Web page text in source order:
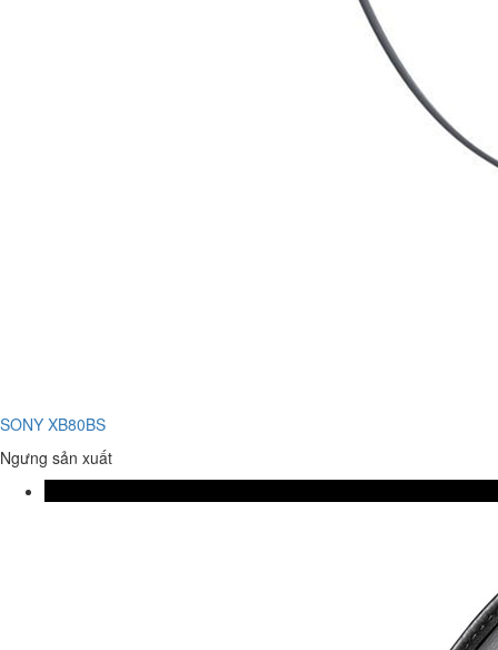
SONY XB80BS
Ngưng sản xuất